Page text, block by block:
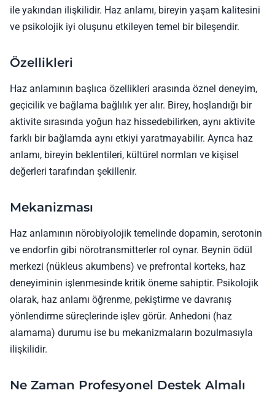
ile yakından ilişkilidir. Haz anlamı, bireyin yaşam kalitesini
ve psikolojik iyi oluşunu etkileyen temel bir bileşendir.
Özellikleri
Haz anlamının başlıca özellikleri arasında öznel deneyim,
geçicilik ve bağlama bağlılık yer alır. Birey, hoşlandığı bir
aktivite sırasında yoğun haz hissedebilirken, aynı aktivite
farklı bir bağlamda aynı etkiyi yaratmayabilir. Ayrıca haz
anlamı, bireyin beklentileri, kültürel normları ve kişisel
değerleri tarafından şekillenir.
Mekanizması
Haz anlamının nörobiyolojik temelinde dopamin, serotonin
ve endorfin gibi nörotransmitterler rol oynar. Beynin ödül
merkezi (nükleus akumbens) ve prefrontal korteks, haz
deneyiminin işlenmesinde kritik öneme sahiptir. Psikolojik
olarak, haz anlamı öğrenme, pekiştirme ve davranış
yönlendirme süreçlerinde işlev görür. Anhedoni (haz
alamama) durumu ise bu mekanizmaların bozulmasıyla
ilişkilidir.
Ne Zaman Profesyonel Destek Almalı